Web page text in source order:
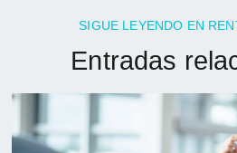
SIGUE LEYENDO EN
Entradas